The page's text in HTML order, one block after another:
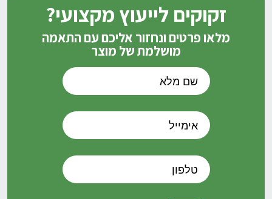
זקוקים לייעוץ מקצועי?
מלאו פרטים ונחזור אליכם עם התאמה
מושלמת של מוצר